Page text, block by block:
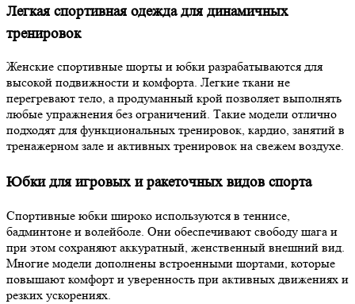
Легкая спортивная одежда для динамичных
тренировок
Женские спортивные шорты и юбки разрабатываются для
высокой подвижности и комфорта. Легкие ткани не
перегревают тело, а продуманный крой позволяет выполнять
любые упражнения без ограничений. Такие модели отлично
подходят для функциональных тренировок, кардио, занятий в
тренажерном зале и активных тренировок на свежем воздухе.
Юбки для игровых и ракеточных видов спорта
Спортивные юбки широко используются в теннисе,
бадминтоне и волейболе. Они обеспечивают свободу шага и
при этом сохраняют аккуратный, женственный внешний вид.
Многие модели дополнены встроенными шортами, которые
повышают комфорт и уверенность при активных движениях и
резких ускорениях.